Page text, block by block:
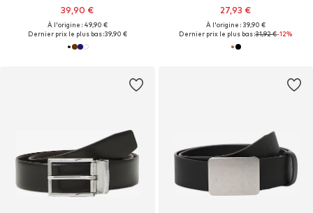
39,90 €
À l'origine : 49,90 €
Dernier prix le plus bas :39,90 €
27,93 €
À l'origine : 39,90 €
Dernier prix le plus bas :31,92 €-12%